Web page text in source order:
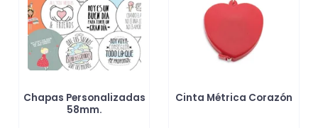
Chapas Personalizadas
58mm.
Cinta Métrica Corazón